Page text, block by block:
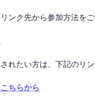
ンク先から参加方法を
れたい方は、下記のリ
ちらから